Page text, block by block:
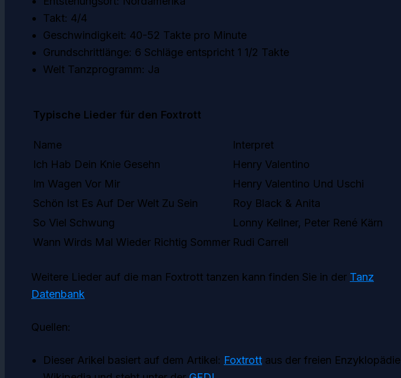
Takt: 4/4
Geschwindigkeit: 40-52 Takte pro Minute
Grundschrittlänge: 6 Schläge entspricht 1 1/2 Takte
Welt Tanzprogramm: Ja
Typische Lieder für den Foxtrott
Name
Interpret
Ich Hab Dein Knie Gesehn
Henry Valentino
Im Wagen Vor Mir
Henry Valentino Und Uschi
Schön Ist Es Auf Der Welt Zu Sein
Roy Black & Anita
So Viel Schwung
Lonny Kellner, Peter René Kärn
Wann Wirds Mal Wieder Richtig Sommer Rudi Carrell
Weitere Lieder auf die man Foxtrott tanzen kann finden Sie in der Tanz
Datenbank
Quellen:
Dieser Arikel basiert auf dem Artikel: Foxtrott aus der freien Enzyklopädie